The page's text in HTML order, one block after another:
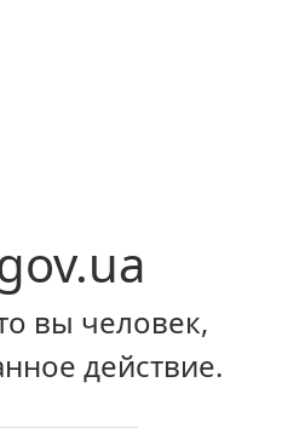
вы человек,
действие.